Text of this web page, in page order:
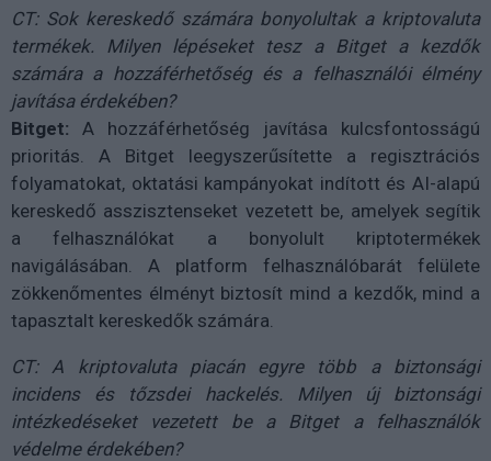
CT: Sok kereskedő számára bonyolultak a kriptovaluta
termékek. Milyen lépéseket tesz a Bitget a kezdők
számára a hozzáférhetőség és a felhasználói élmény
javítása érdekében?
Bitget: A hozzáférhetőség javítása kulcsfontosságú
prioritás. A Bitget leegyszerűsítette a regisztrációs
folyamatokat, oktatási kampányokat indított és AI-alapú
kereskedő asszisztenseket vezetett be, amelyek segítik
a felhasználókat a bonyolult kriptotermékek
navigálásában. A platform felhasználóbarát felülete
zökkenőmentes élményt biztosít mind a kezdők, mind a
tapasztalt kereskedők számára.
CT: A kriptovaluta piacán egyre több a biztonsági
incidens és tőzsdei hackelés. Milyen új biztonsági
intézkedéseket vezetett be a Bitget a felhasználók
védelme érdekében?